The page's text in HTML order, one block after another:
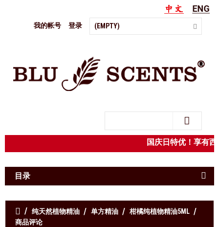
(EMPTY)
我的帐号 登录
国庆日特优！享
目录
纯天然植物精油 单方精油
柑橘纯植物精油5ML
商品评论